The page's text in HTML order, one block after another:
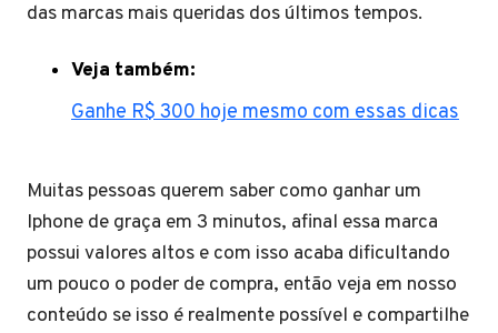
das marcas mais queridas dos últimos tempos.
Veja também:
Ganhe R$ 300 hoje mesmo com essas dicas
Muitas pessoas querem saber como ganhar um
Iphone de graça em 3 minutos, afinal essa marca
possui valores altos e com isso acaba dificultando
um pouco o poder de compra, então veja em nosso
conteúdo se isso é realmente possível e compartilhe